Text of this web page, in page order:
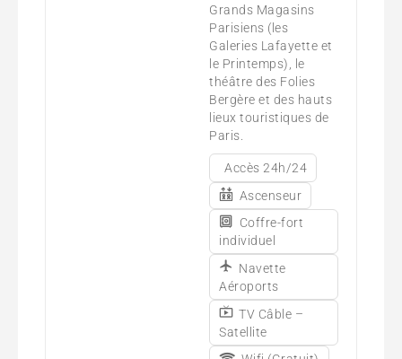
Grands Magasins
Parisiens (les
Galeries Lafayette et
le Printemps), le
théâtre des Folies
Bergère et des hauts
lieux touristiques de
Paris.
Accès 24h/24
Ascenseur
Coffre-fort
individuel
Navette
Aéroports
TV Câble –
Satellite